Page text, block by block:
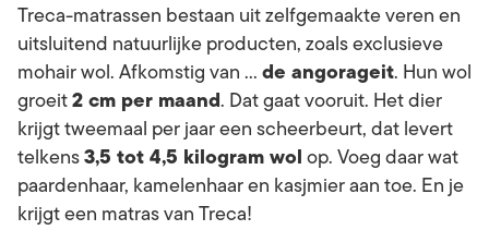
Treca-matrassen bestaan uit zelfgemaakte veren en
uitsluitend natuurlijke producten, zoals exclusieve
mohair wol. Afkomstig van …de angorageit. Hun wol
groeit2 cm per maand. Dat gaat vooruit. Het dier
krijgt tweemaal per jaar een scheerbeurt, dat levert
telkens3,5 tot 4,5 kilogram wolop. Voeg daar wat
paardenhaar, kamelenhaar en kasjmier aan toe. En je
krijgt een matras van Treca!